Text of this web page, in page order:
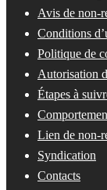
Avis de non-
Conditions
Politique de
Autorisation
Étapes à
Lien de non-
Syndication
Contacts